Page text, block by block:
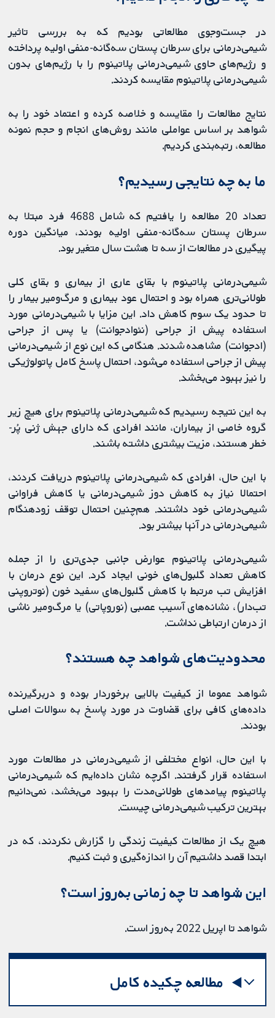
در جست‌وجوی مطالعاتی بودیم که به بررسی تاثیر
شیمی‌درمانی برای سرطان پستان سه‌گانه-منفی اولیه پرداخته
و رژیم‌های حاوی شیمی‌درمانی پلاتینوم را با رژیم‌های بدون
شیمی‌درمانی پلاتینوم مقایسه کردند.
نتایج مطالعات را مقایسه و خلاصه کرده و اعتماد خود را به
شواهد بر اساس عواملی مانند روش‌های انجام و حجم نمونه
مطالعه، رتبه‌بندی کردیم.
ما به چه نتایجی رسیدیم؟
تعداد 20 مطالعه را یافتیم که شامل 4688 فرد مبتلا به
سرطان پستان سه‌گانه-منفی اولیه بودند، میانگین دوره
پیگیری در مطالعات از سه تا هشت سال متغیر بود.
شیمی‌درمانی پلاتینوم با بقای عاری از بیماری و بقای کلی
طولانی‌تری همراه بود و احتمال عود بیماری و مرگ‌ومیر بیمار را
تا حدود یک سوم کاهش داد. این مزایا با شیمی‌درمانی مورد
استفاده پیش از جراحی (نئوادجوانت) یا پس از جراحی
(ادجوانت) مشاهده شدند. هنگامی که این نوع از شیمی‌درمانی
پیش از جراحی استفاده می‌شود، احتمال پاسخ کامل پاتولوژیکی
را نیز بهبود می‌بخشد.
به این نتیجه رسیدیم که شیمی‌درمانی پلاتینوم برای هیچ زیر
گروه خاصی از بیماران، مانند افرادی که دارای جهش ژنی پُر-
خطر هستند، مزیت بیشتری داشته باشند.
با این حال، افرادی که شیمی‌درمانی پلاتینوم دریافت کردند،
احتمالا نیاز به کاهش دوز شیمی‌درمانی یا کاهش فراوانی
شیمی‌درمانی خود داشتند. هم‌چنین احتمال توقف زودهنگام
شیمی‌درمانی در آنها بیشتر بود.
شیمی‌درمانی پلاتینوم عوارض جانبی جدی‌تری را از جمله
کاهش تعداد گلبول‌های خونی ایجاد کرد. این نوع درمان با
افزایش تب مرتبط با کاهش گلبول‌های سفید خون (نوتروپنی
تب‌دار)، نشانه‌های آسیب عصبی (نوروپاتی) یا مرگ‌ومیر ناشی
از درمان ارتباطی نداشت.
محدودیت‌های شواهد چه هستند؟
شواهد عموما از کیفیت بالایی برخوردار بوده و دربرگیرنده
داده‌های کافی برای قضاوت در مورد پاسخ به سوالات اصلی
بودند.
با این حال، انواع مختلفی از شیمی‌درمانی در مطالعات مورد
استفاده قرار گرفتند. اگرچه نشان داده‌ایم که شیمی‌درمانی
پلاتینوم پیامدهای طولانی‌مدت را بهبود می‌بخشد، نمی‌دانیم
بهترین ترکیب شیمی‌درمانی چیست.
هیچ یک از مطالعات کیفیت زندگی را گزارش نکردند، که در
ابتدا قصد داشتیم آن را اندازه‌گیری و ثبت کنیم.
این شواهد تا چه زمانی به‌روز است؟
شواهد تا اپریل 2022 به‌روز است.
مطالعه چکیده کامل